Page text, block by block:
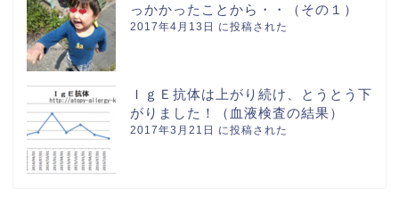
っかかったことから・・（その１）
2017年4月13日 に投稿された
ＩｇＥ抗体は上がり続け、とうとう下
がりました！（血液検査の結果）
2017年3月21日 に投稿された